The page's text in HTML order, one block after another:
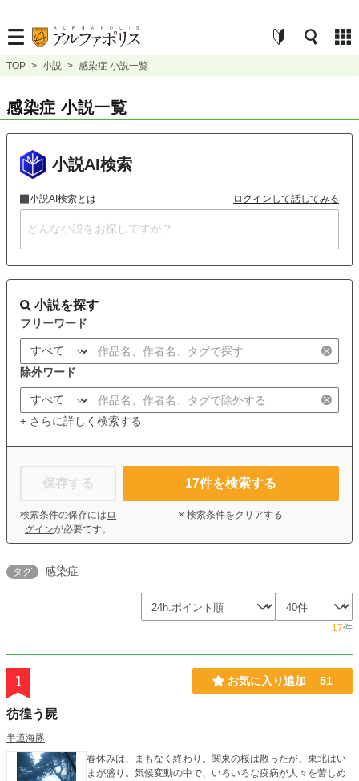
TOP > 小説 > 感染症 小説一覧
感染症 小説一覧
小説AI検索
小説AI検索とは ログインして話してみる
小説を探す
フリーワード
除外ワード
+ さらに詳しく検索する
保存する
検索条件の保存には ロ
グインが必要です。
17件を検索する
× 検索条件をクリアする
タグ 感染症
17件
1 お気に入り追加 51
彷徨う屍
半道海豚
春休みは、まもなく終わり。関東の桜は散ったが、東北はい
まが盛り。気候変動の中で、いろいろな疫病が人々を苦しめ